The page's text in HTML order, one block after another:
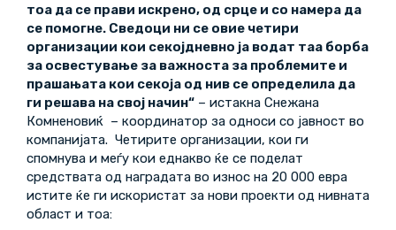
тоа да се прави искрено, од срце и со намера да
се помогне. Сведоци ни се овие четири
организации кои секојдневно ја водат таа борба
за освестување за важноста за проблемите и
прашањата кои секоја од нив се определила да
ги решава на свој начин“ – истакна Снежана
Комненовиќ – координатор за односи со јавност во
компанијата. Четирите организации, кои ги
спомнува и меѓу кои еднакво ќе се поделат
средствата од наградата во износ на 20 000 евра
истите ќе ги искористат за нови проекти од нивната
област и тоа: